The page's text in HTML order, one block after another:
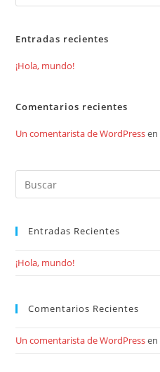
Entradas recientes
¡Hola, mundo!
Comentarios recientes
Un comentarista de WordPressen
Entradas Recientes
¡Hola, mundo!
Comentarios Recientes
Un comentarista de WordPressen